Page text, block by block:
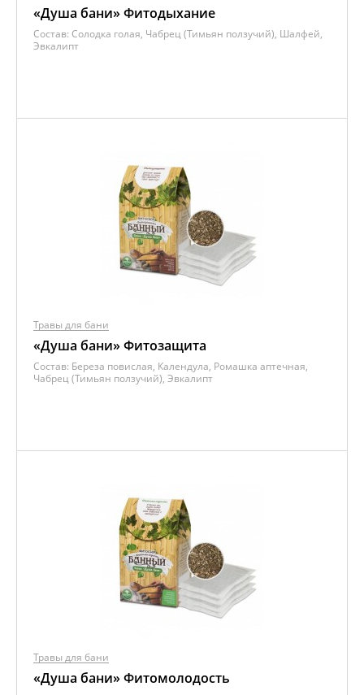
«Душа бани» Фитодыхание
Состав: Солодка голая, Чабрец (Тимьян ползучий), Шалфей,
Эвкалипт
Травы для бани
«Душа бани» Фитозащита
Состав: Береза повислая, Календула, Ромашка аптечная,
Чабрец (Тимьян ползучий), Эвкалипт
Травы для бани
«Душа бани» Фитомолодость